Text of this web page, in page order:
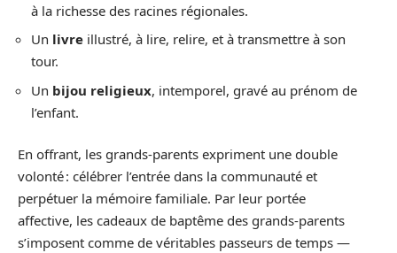
à la richesse des racines régionales.
Un livre illustré, à lire, relire, et à transmettre à son
tour.
Un bijou religieux, intemporel, gravé au prénom de
l’enfant.
En offrant, les grands-parents expriment une double
volonté : célébrer l’entrée dans la communauté et
perpétuer la mémoire familiale. Par leur portée
affective, les cadeaux de baptême des grands-parents
s’imposent comme de véritables passeurs de temps —